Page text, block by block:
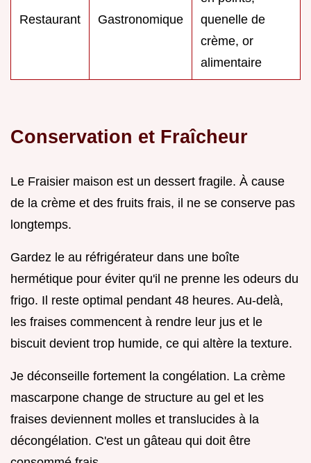
Restaurant Gastronomique
quenelle de
crème, or
alimentaire
Conservation et Fraîcheur
Le Fraisier maison est un dessert fragile. À cause
de la crème et des fruits frais, il ne se conserve pas
longtemps.
Gardez le au réfrigérateur dans une boîte
hermétique pour éviter qu'il ne prenne les odeurs du
frigo. Il reste optimal pendant 48 heures. Au-delà,
les fraises commencent à rendre leur jus et le
biscuit devient trop humide, ce qui altère la texture.
Je déconseille fortement la congélation. La crème
mascarpone change de structure au gel et les
fraises deviennent molles et translucides à la
décongélation. C'est un gâteau qui doit être